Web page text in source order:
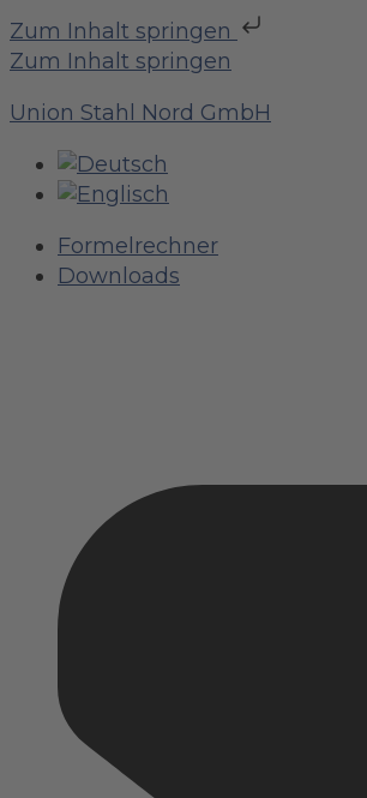
Zum Inhalt springen
Zum Inhalt springen
Union Stahl Nord GmbH
Formelrechner
Downloads